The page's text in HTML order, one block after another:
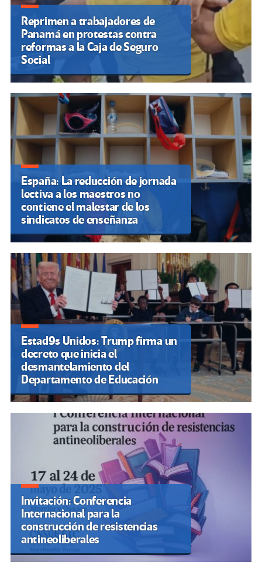
Reprimen a trabajadores de
Panamá en protestas contra
reformas a la Caja de Seguro
Social
España: La reducción de jornada
lectiva a los maestros no
contiene el malestar de los
sindicatos de enseñanza
Estad9s Unidos: Trump firma un
decreto que inicia el
desmantelamiento del
Departamento de Educación
Invitación: Conferencia
Internacional para la
construcción de resistencias
antineoliberales